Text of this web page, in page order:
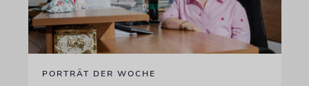
PORTRÄT DER WOCHE